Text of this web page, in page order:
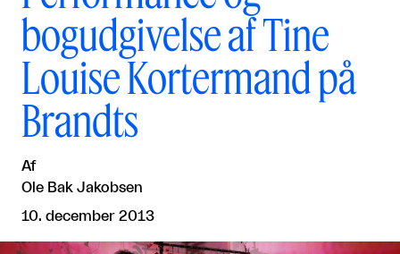
bogudgivelse af Tine
Louise Kortermand på
Brandts
Af
Ole Bak Jakobsen
10. december 2013